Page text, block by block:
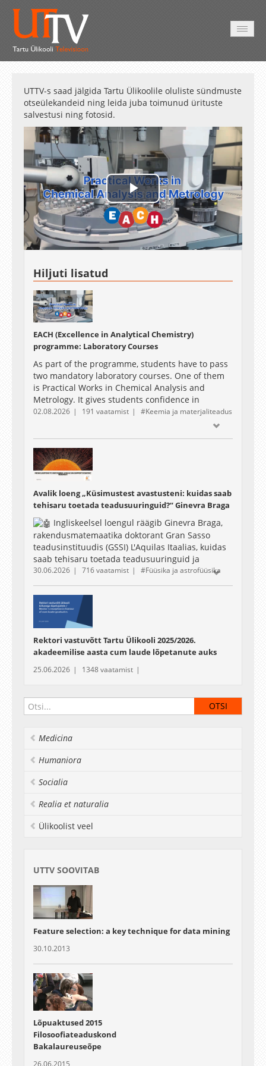
UTTV-s saad jälgida Tartu Ülikoolile oluliste sündmuste
otseülekandeid ning leida juba toimunud ürituste
salvestusi ning fotosid.
Play
Video
Hiljuti lisatud
EACH (Excellence in Analytical Chemistry)
programme: Laboratory Courses
As part of the programme, students have to pass
two mandatory laboratory courses. One of them
is Practical Works in Chemical Analysis and
Metrology. It gives students confidence in
performing instrumental chemical analysis using
different types of equipment and in the practical
evaluation.
The 2025 intake students had the opportunity to
record their work during one of the laboratory
sessions, which are presented in the following
video.
02.08.2026 191 vaatamist Keemia ja materjaliteadus
Avalik loeng „Küsimustest avastusteni: kuidas saab
tehisaru toetada teadusuuringuid?“ Ginevra Braga
Ingliskeelsel loengul räägib Ginevra Braga,
rakendusmatemaatika doktorant Gran Sasso
teadusinstituudis (GSSI) L'Aquilas Itaalias, kuidas
saab tehisaru toetada teadusuuringuid ja
tutvustab mitmeagentset tehisarusüsteemi
DENARIO, mis on loodud teadlaste igapäevatöö
abistamiseks. Milline näeb teadlase elu tegelikult
välja ja milliste väljakutsetega seisavad teadlased
silmitsi? Vaagime ka tehisaru eetilisi tagajärgi
teaduses, sealhulgas võimalusi, piiranguid ja
vastutust, mis kaasnevad intelligentsete
süsteemide integreerimisega avastusprotsessi.
30.06.2026 716 vaatamist Füüsika ja astrofüüsika
Rektori vastuvõtt Tartu Ülikooli 2025/2026.
akadeemilise aasta cum laude lõpetanute auks
25.06.2026 1348 vaatamist
Medicina
Humaniora
Socialia
Realia et naturalia
Ülikoolist veel
UTTV SOOVITAB
Feature selection: a key technique for data mining
30.10.2013
Lõpuaktused 2015
Filosoofiateaduskond
Bakalaureuseõpe